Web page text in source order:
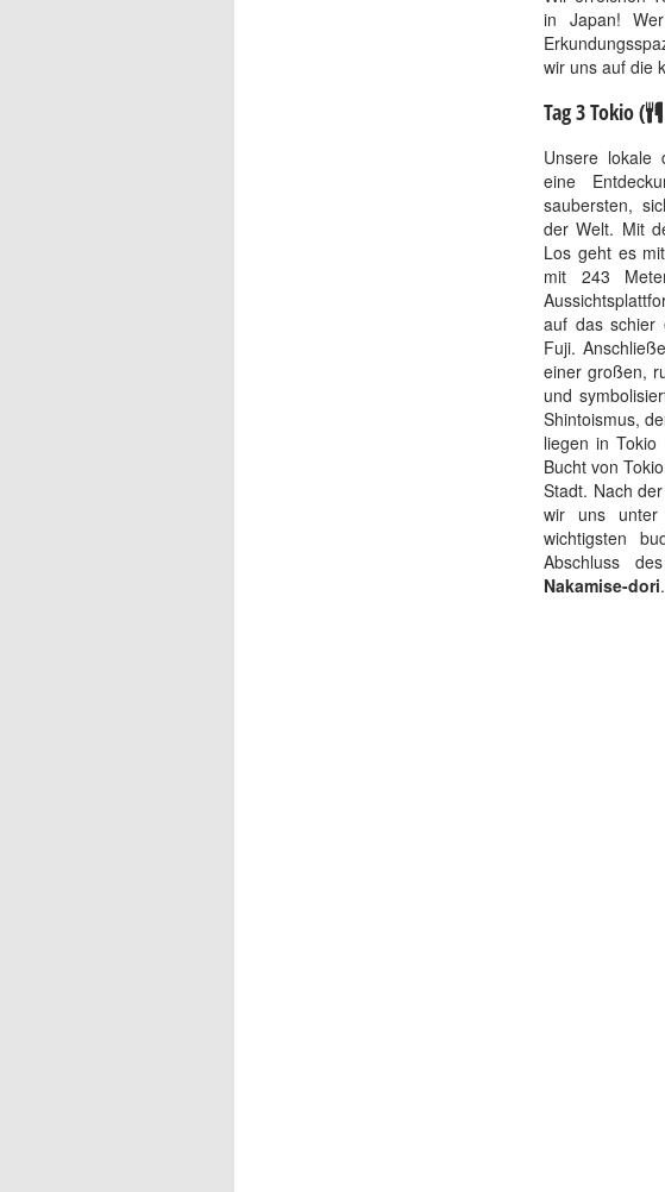
in Japan!
wir uns auf die
Tag 3 Tokio (
Unsere lokale
eine
saubersten,
der Welt. Mit
Los geht es
mit 243
auf das schier
Fuji.
einer großen,
und
Shintoismus,
liegen in
Bucht von
Stadt. Nach
wir uns
wichtigsten
Abschluss
Nakamise-dori.